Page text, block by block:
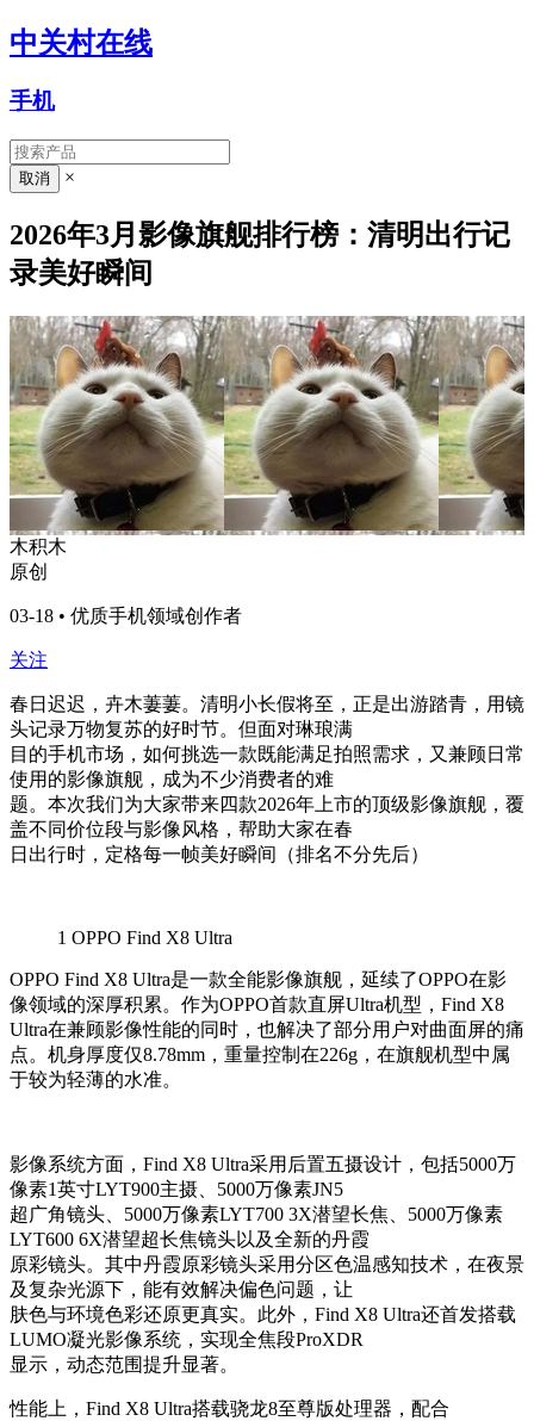
中关村在线
手机
×
2026年3月影像旗舰排行榜：清明出行记
录美好瞬间
木积木
原创
03-18 • 优质手机领域创作者
关注
春日迟迟，卉木萋萋。清明小长假将至，正是出游踏青，用镜
头记录万物复苏的好时节。但面对琳琅满
目的手机市场，如何挑选一款既能满足拍照需求，又兼顾日常
使用的影像旗舰，成为不少消费者的难
题。本次我们为大家带来四款2026年上市的顶级影像旗舰，覆
盖不同价位段与影像风格，帮助大家在春
日出行时，定格每一帧美好瞬间（排名不分先后）
1 OPPO Find X8 Ultra
OPPO Find X8 Ultra是一款全能影像旗舰，延续了OPPO在影
像领域的深厚积累。作为OPPO首款直屏Ultra机型，Find X8
Ultra在兼顾影像性能的同时，也解决了部分用户对曲面屏的痛
点。机身厚度仅8.78mm，重量控制在226g，在旗舰机型中属
于较为轻薄的水准。
影像系统方面，Find X8 Ultra采用后置五摄设计，包括5000万
像素1英寸LYT900主摄、5000万像素JN5
超广角镜头、5000万像素LYT700 3X潜望长焦、5000万像素
LYT600 6X潜望超长焦镜头以及全新的丹霞
原彩镜头。其中丹霞原彩镜头采用分区色温感知技术，在夜景
及复杂光源下，能有效解决偏色问题，让
肤色与环境色彩还原更真实。此外，Find X8 Ultra还首发搭载
LUMO凝光影像系统，实现全焦段ProXDR
显示，动态范围提升显著。
性能上，Find X8 Ultra搭载骁龙8至尊版处理器，配合